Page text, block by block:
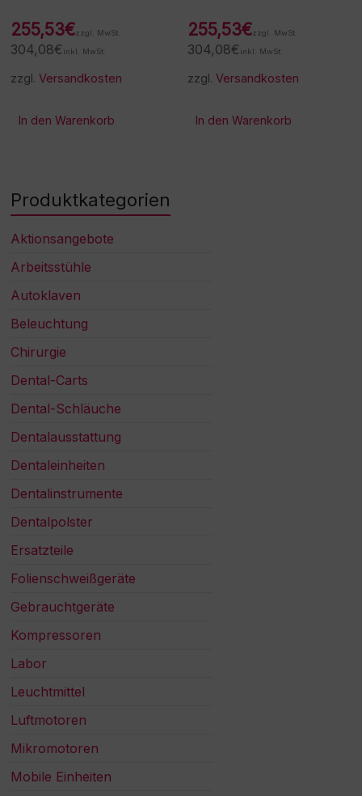
255,53€zzgl. MwSt.
304,08€ inkl. MwSt.
zzgl.Versandkosten
In den Warenkorb
255,53€zzgl. MwSt.
304,08€ inkl. MwSt.
zzgl.Versandkosten
In den Warenkorb
Produktkategorien
Aktionsangebote
Arbeitsstühle
Autoklaven
Beleuchtung
Chirurgie
Dental-Carts
Dental-Schläuche
Dentalausstattung
Dentaleinheiten
Dentalinstrumente
Dentalpolster
Ersatzteile
Folienschweißgeräte
Gebrauchtgeräte
Kompressoren
Labor
Leuchtmittel
Luftmotoren
Mikromotoren
Mobile Einheiten